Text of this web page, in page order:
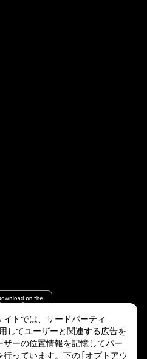
イトでは、サードパーティ
してユーザーと関連する広告を
ザーの位置情報を記憶してパー
行っています。下の [オプトアウ